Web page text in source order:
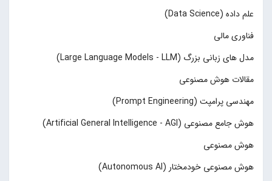
علم داده (Data Science)
فناوری مالی
مدل های زبانی بزرگ (Large Language Models - LLM)
مقالات هوش مصنوعی
مهندسی پرامپت (Prompt Engineering)
هوش جامع مصنوعی (Artificial General Intelligence - AGI)
هوش مصنوعی
هوش مصنوعی خودمختار (Autonomous AI)